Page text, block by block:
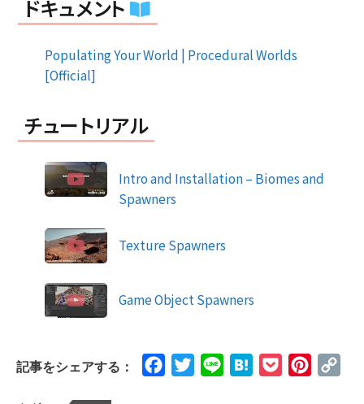
ドキュメント
Populating Your World | Procedural Worlds
[Official]
チュートリアル
Intro and Installation – Biomes and
Spawners
Texture Spawners
Game Object Spawners
記事をシェアする： FacebookTwitterLine HatenaPocket